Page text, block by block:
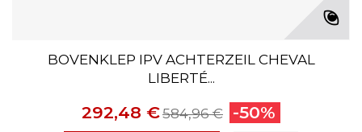
BOVENKLEP IPV ACHTERZEIL CHEVAL
LIBERTÉ...
292,48 €584,96 € -50%